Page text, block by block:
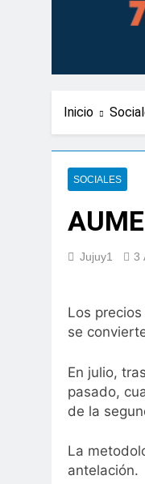
Inicio
SOCIALES
Jujuy1 3
Los
se
En julio,
pasado,
de la
La
antelación.